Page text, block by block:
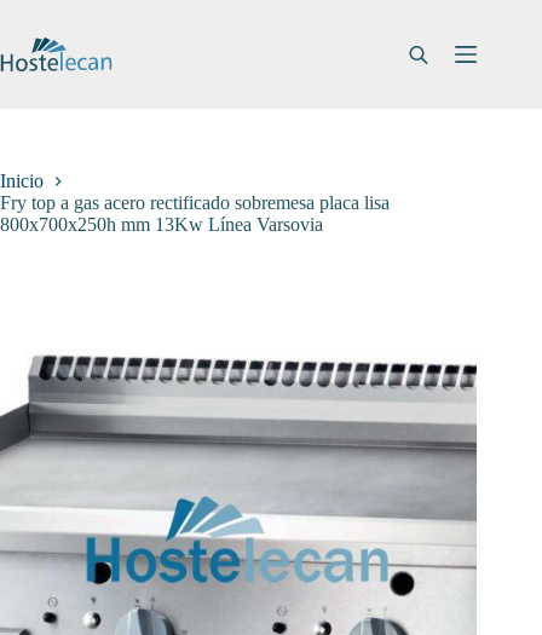
contenido
Inicio
Fry top a gas acero rectificado sobremesa placa lisa
800x700x250h mm 13Kw Línea Varsovia